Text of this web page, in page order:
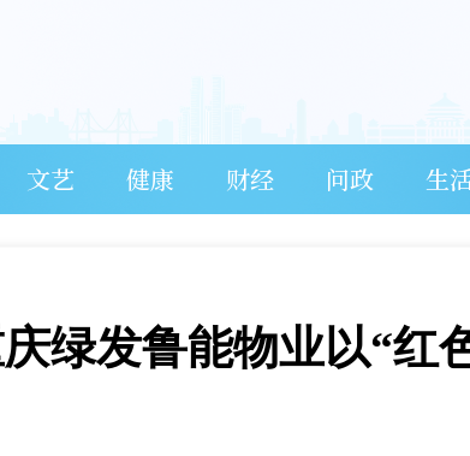
文艺 健康 财经 问政 生
绿发鲁能物业以“红